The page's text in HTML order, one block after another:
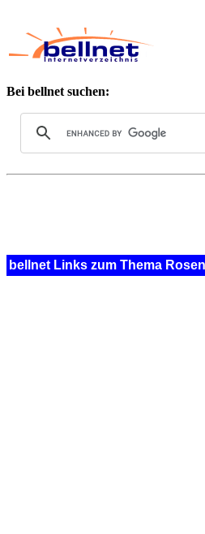
Bei bellnet suchen:
bellnet Links zum Thema